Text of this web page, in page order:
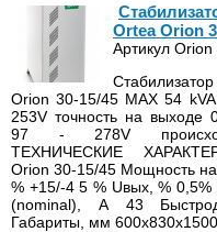
Ortea Orion
Артикул
Orion 30-15/45 MAX 54
253V точность на выходе
97 - 278V
ТЕХНИЧЕСКИЕ
Orion 30-15/45 Мощность
% +15/-4 5 % Uвых, %
(nominal), А 43
Габариты, мм